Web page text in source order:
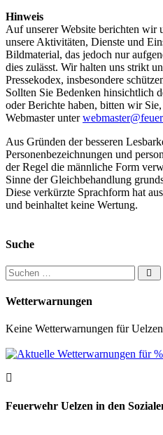
Hinweis
Auf unserer Website berichten wir
unsere Aktivitäten, Dienste und
Bildmaterial, das jedoch nur
dies zulässt. Wir halten uns strikt
Pressekodex, insbesondere
Sollten Sie Bedenken hinsichtlich
oder Berichte haben, bitten wir
Webmaster unter
Aus Gründen der besseren
Personenbezeichnungen und
der Regel die männliche Form
Sinne der Gleichbehandlung
Diese verkürzte Sprachform hat
und beinhaltet keine Wertung.
Suche
Suchen nach:
Wetterwarnungen
Keine Wetterwarnungen für Uelzen
Feuerwehr Uelzen in den